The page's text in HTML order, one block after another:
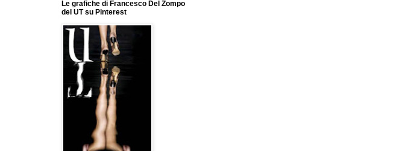
Le grafiche di Francesco Del Zompo
del UT su Pinterest